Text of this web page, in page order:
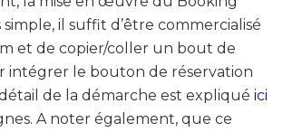
il suffit d’être commercialisé
et de copier/coller un bout de
intégrer le bouton de réservation
de la démarche est expliqué ici
A noter également, que ce